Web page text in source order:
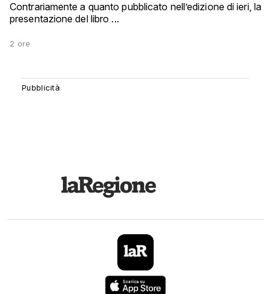
Contrariamente a quanto pubblicato nell’edizione di ieri, la
presentazione del libro ...
2 ore